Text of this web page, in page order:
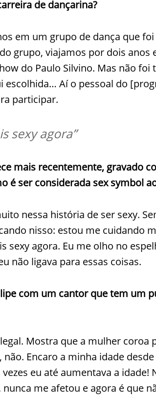
de dançarina?
em um grupo de dança que
grupo, viajamos por dois anos
do Paulo Silvino. Mas não foi
escolhida… Aí o pessoal do
participar.
sexy agora”
mais recentemente, gravado
é ser considerada sexsymbol
nessa história de ser sexy.
nisso: estou me cuidando
sexy agora. Eu me olho no
não ligava para essas coisas.
com um cantor que tem um
Mostra que a mulher coroa
Encaro a minha idade
eu até aumentava a idade!
me afetou e agora é que